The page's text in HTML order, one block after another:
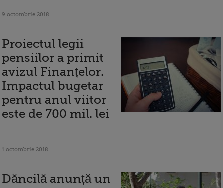
9 octombrie 2018
Proiectul legii
pensiilor a primit
avizul Finanțelor.
Impactul bugetar
pentru anul viitor
este de 700 mil. lei
1 octombrie 2018
Dăncilă anunță un